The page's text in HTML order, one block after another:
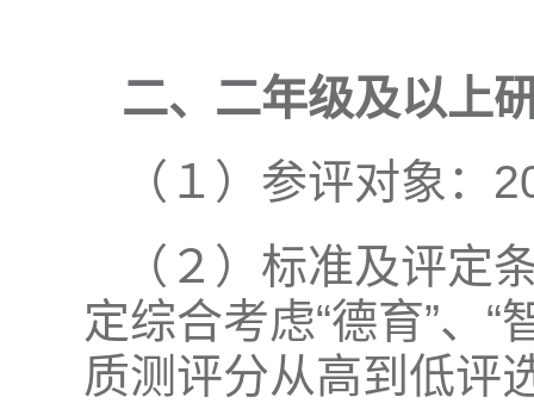
二、二年级及以上
（１）参评对象：
（２）标准及评定
定综合考虑“德育”、
质测评分从高到低评